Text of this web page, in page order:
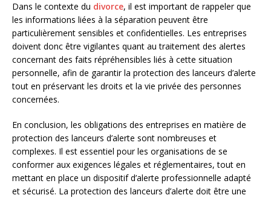
Dans le contexte du divorce, il est important de rappeler que
les informations liées à la séparation peuvent être
particulièrement sensibles et confidentielles. Les entreprises
doivent donc être vigilantes quant au traitement des alertes
concernant des faits répréhensibles liés à cette situation
personnelle, afin de garantir la protection des lanceurs d’alerte
tout en préservant les droits et la vie privée des personnes
concernées.
En conclusion, les obligations des entreprises en matière de
protection des lanceurs d’alerte sont nombreuses et
complexes. Il est essentiel pour les organisations de se
conformer aux exigences légales et réglementaires, tout en
mettant en place un dispositif d’alerte professionnelle adapté
et sécurisé. La protection des lanceurs d’alerte doit être une